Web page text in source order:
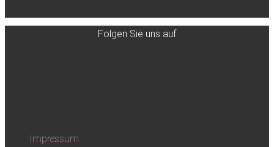
Folgen Sie uns auf
Impressum